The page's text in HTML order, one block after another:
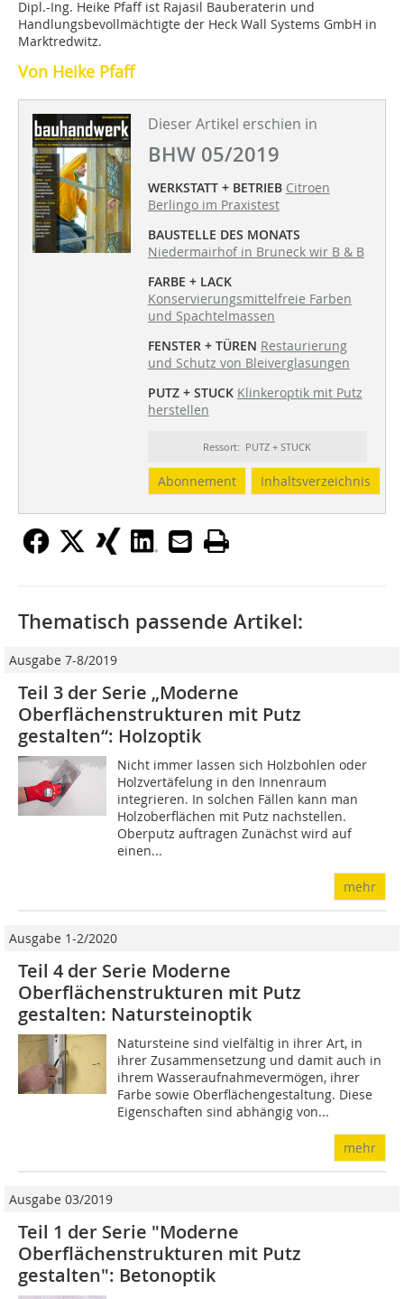
Dipl.-Ing. Heike Pfaff ist Rajasil Bauberaterin und
Handlungsbevollmächtigte der Heck Wall Systems GmbH in
Marktredwitz.
Von Heike Pfaff
Dieser Artikel erschien in
BHW 05/2019
WERKSTATT + BETRIEB Citroen
Berlingo im Praxistest
BAUSTELLE DES MONATS
Niedermairhof in Bruneck wir B & B
FARBE + LACK
Konservierungsmittelfreie Farben
und Spachtelmassen
FENSTER + TÜREN Restaurierung
und Schutz von Bleiverglasungen
PUTZ + STUCK Klinkeroptik mit Putz
herstellen
Ressort: PUTZ + STUCK
Abonnement Inhaltsverzeichnis
Thematisch passende Artikel:
Ausgabe 7-8/2019
Teil 3 der Serie „Moderne
Oberflächenstrukturen mit Putz
gestalten“: Holzoptik
Nicht immer lassen sich Holzbohlen oder
Holzvertäfelung in den Innenraum
integrieren. In solchen Fällen kann man
Holzoberflächen mit Putz nachstellen.
Oberputz auftragen Zunächst wird auf
einen...
mehr
Ausgabe 1-2/2020
Teil 4 der Serie Moderne
Oberflächenstrukturen mit Putz
gestalten: Natursteinoptik
Natursteine sind vielfältig in ihrer Art, in
ihrer Zusammensetzung und damit auch in
ihrem Wasseraufnahmevermögen, ihrer
Farbe sowie Oberflächengestaltung. Diese
Eigenschaften sind abhängig von...
mehr
Ausgabe 03/2019
Teil 1 der Serie "Moderne
Oberflächenstrukturen mit Putz
gestalten": Betonoptik